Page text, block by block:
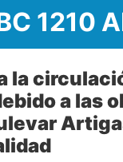
1210
la
a las